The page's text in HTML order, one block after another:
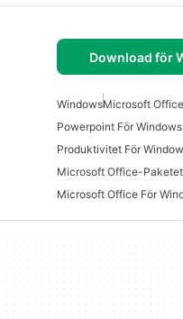
Download för
WindowsMicrosoft
Powerpoint För Windows
Produktivitet För
Microsoft Office-Paketet
Microsoft Office För